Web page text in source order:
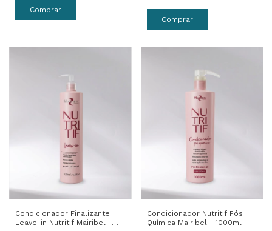
Condicionador Finalizante
Leave-in Nutritif Mairibel -
Condicionador Nutritif Pós
Química Mairibel - 1000ml